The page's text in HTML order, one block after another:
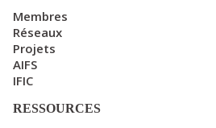
Membres
Réseaux
Projets
AIFS
IFIC
RESSOURCES